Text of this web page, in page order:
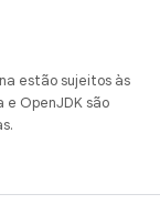
estão sujeitos às
e OpenJDK são